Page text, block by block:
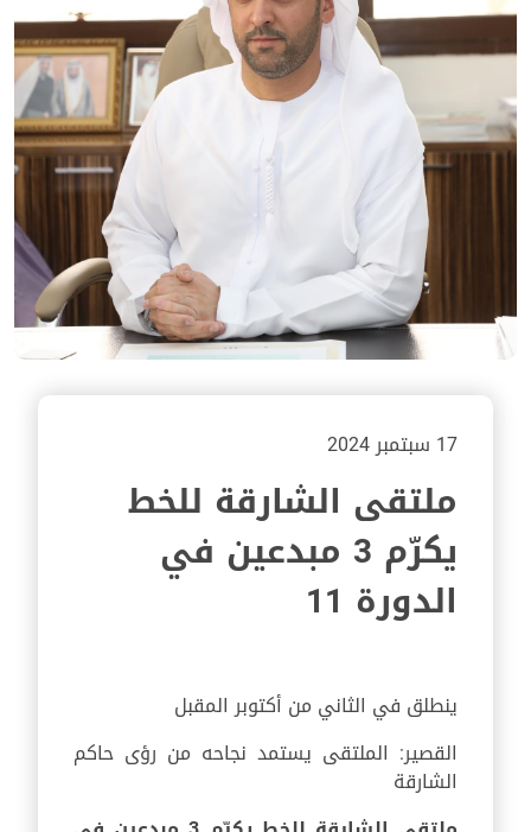
17 سبتمبر 2024
ملتقى الشارقة للخط
يكرّم 3 مبدعين في
الدورة 11
ينطلق في الثاني من أكتوبر المقبل
القصير: الملتقى يستمد نجاحه من رؤى حاكم
الشارقة